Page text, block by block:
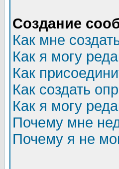
Создание
Как мне
Как я могу
Как
Как создать
Как я могу
Почему мне
Почему я не